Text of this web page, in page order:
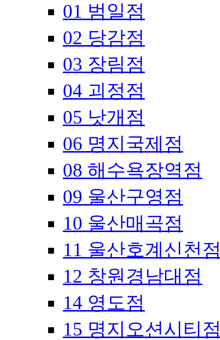
01 범일점
02 당감점
03 장림점
04 괴정점
05 낫개점
06 명지국제점
08 해수욕장역점
09 울산구영점
10 울산매곡점
11 울산호계신천
12 창원경남대점
14 영도점
15 명지오션시티